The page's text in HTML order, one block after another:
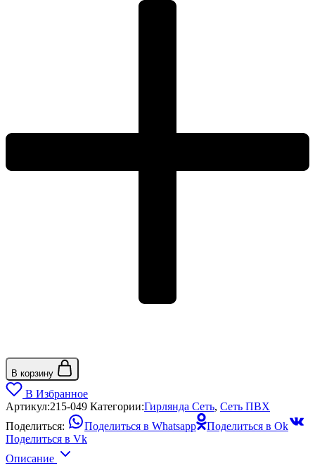
В корзину
В Избранное
Артикул:215-049 Категории:Гирлянда Сеть, Сеть ПВХ
Поделиться:
Поделиться в Whatsapp
Поделиться в Ok
Поделиться в Vk
Описание